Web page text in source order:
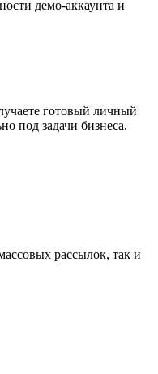
демо-аккаунта и
готовый личный
под задачи бизнеса.
рассылок, так и